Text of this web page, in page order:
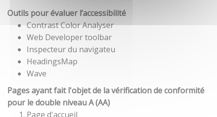
Outils pour évaluer l’accessibilité
Contrast Color Analyser
Web Developer toolbar
Inspecteur du navigateu
HeadingsMap
Wave
Pages ayant fait l'objet de la vérification de conformité
pour le double niveau A (AA)
Page d'accueil